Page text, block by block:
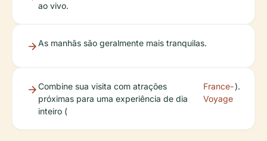
ao vivo.
As manhãs são geralmente mais tranquilas.
Combine sua visita com atrações
próximas para uma experiência de dia
inteiro (
France-
Voyage
).